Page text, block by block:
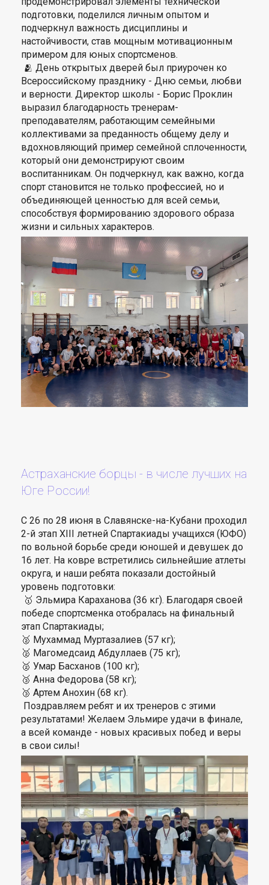
подготовки, поделился личным опытом и
подчеркнул важность дисциплины и
настойчивости, став мощным мотивационным
примером для юных спортсменов.
🫂 День открытых дверей был приурочен ко
Всероссийскому празднику - Дню семьи, любви
и верности. Директор школы - Борис Проклин
выразил благодарность тренерам-
преподавателям, работающим семейными
коллективами за преданность общему делу и
вдохновляющий пример семейной сплоченности,
который они демонстрируют своим
воспитанникам. Он подчеркнул, как важно, когда
спорт становится не только профессией, но и
объединяющей ценностью для всей семьи,
способствуя формированию здорового образа
жизни и сильных характеров.
Астраханские борцы - в числе лучших на
Юге России!
С 26 по 28 июня в Славянске-на-Кубани проходил
2-й этап XIII летней Спартакиады учащихся (ЮФО)
по вольной борьбе среди юношей и девушек до
16 лет. На ковре встретились сильнейшие атлеты
округа, и наши ребята показали достойный
уровень подготовки:
🥇 Эльмира Караханова (36 кг). Благодаря своей
победе спортсменка отобралась на финальный
этап Спартакиады;
🥈 Мухаммад Муртазалиев (57 кг);
🥈 Магомедсаид Абдуллаев (75 кг);
🥈 Умар Басханов (100 кг);
🥉 Анна Федорова (58 кг);
🥉 Артем Анохин (68 кг).
Поздравляем ребят и их тренеров с этими
результатами! Желаем Эльмире удачи в финале,
а всей команде - новых красивых побед и веры
в свои силы!